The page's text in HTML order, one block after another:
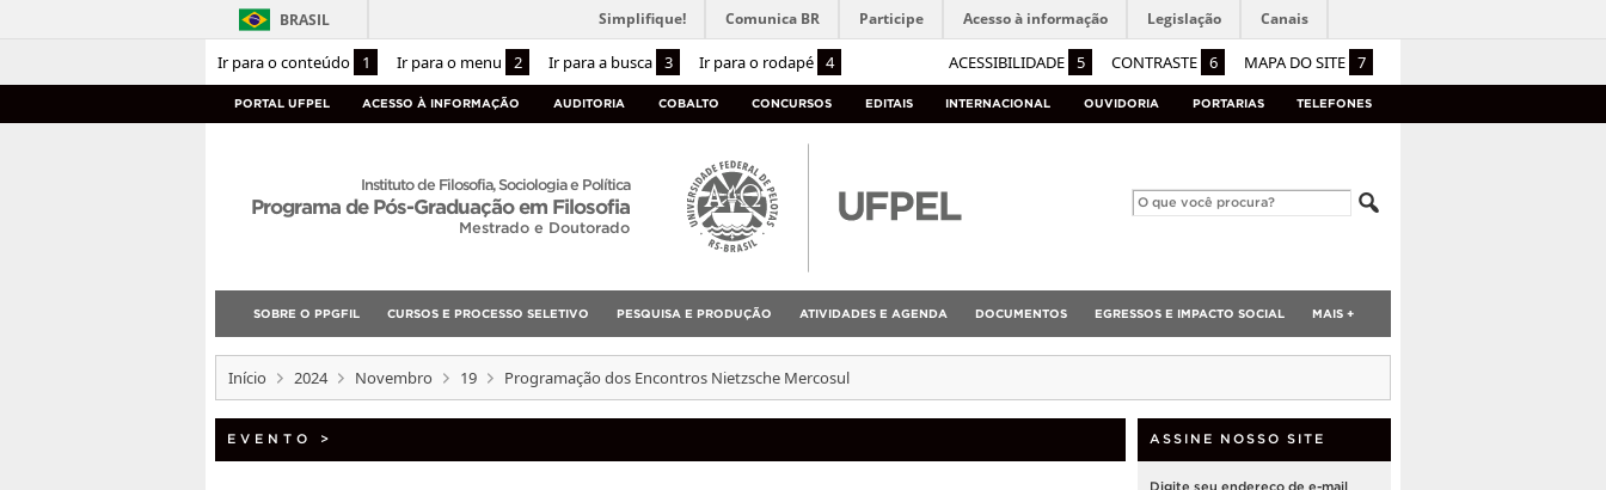
Ir para o conteúdo 1 Ir para o menu 2 Ir para a busca 3 Ir para o rodapé 4 ACESSIBILIDADE 5 CONTRASTE 6 MAPA DO SITE 7
BRASIL Simplifique! Comunica BR Participe Acesso à informação Legislação Canais
PORTAL UFPEL ACESSO À INFORMAÇÃO AUDITORIA COBALTO CONCURSOS EDITAIS INTERNACIONAL OUVIDORIA PORTARIAS TELEFONES
Instituto de Filosofia, Sociologia e Política
Programa de Pós-Graduação em Filosofia
Mestrado e Doutorado
SOBRE O PPGFIL CURSOS E PROCESSO SELETIVO PESQUISA E PRODUÇÃO ATIVIDADES E AGENDA DOCUMENTOS EGRESSOS E IMPACTO SOCIAL MAIS +
Início 2024 Novembro 19 Programação dos Encontros Nietzsche Mercosul
EVENTO > ASSINE NOSSO SITE
Digite seu endereço de e-mail